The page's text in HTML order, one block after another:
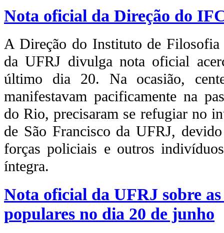
Nota oficial da Direção do
A Direção do Instituto de
da UFRJ divulga nota oficial
último dia 20. Na ocasião,
manifestavam pacificamente na
do Rio, precisaram se refugiar no
de São Francisco da UFRJ,
forças policiais e outros
íntegra.
Nota oficial da UFRJ sobre as
populares no dia 20 de junho